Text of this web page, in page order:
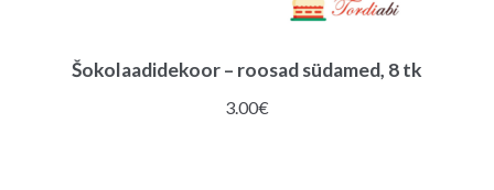
Šokolaadidekoor – roosad südamed, 8 tk
3.00€